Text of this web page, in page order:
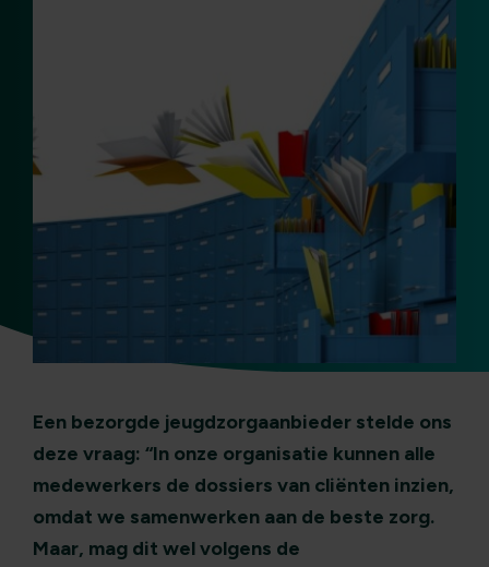
Een bezorgde jeugdzorgaanbieder stelde ons
deze vraag: “In onze organisatie kunnen alle
medewerkers de dossiers van cliënten inzien,
omdat we samenwerken aan de beste zorg.
Maar, mag dit wel volgens de